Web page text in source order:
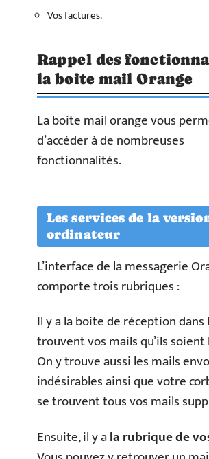
Vos factures.
Rappel des
la boite mail Orange
La boite mail orange vous
d’accéder à de nombreuses
fonctionnalités.
Les services de la
ordinateur
L’interface de la messagerie
comporte trois rubriques :
Il y a la boite de réception dans
trouvent vos mails qu’ils soient
On y trouve aussi les mails
indésirables ainsi que votre
se trouvent tous vos mails
Ensuite, il y ala rubrique de